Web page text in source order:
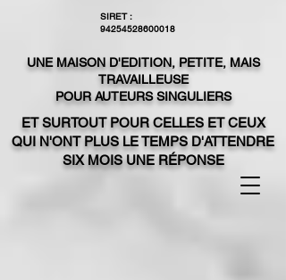
SIRET :
94254528600018
UNE MAISON D'EDITION, PETITE, MAIS
TRAVAILLEUSE
POUR AUTEURS SINGULIERS
ET SURTOUT POUR CELLES ET CEUX
QUI N'ONT PLUS LE TEMPS D'ATTENDRE
SIX MOIS UNE RÉPONSE